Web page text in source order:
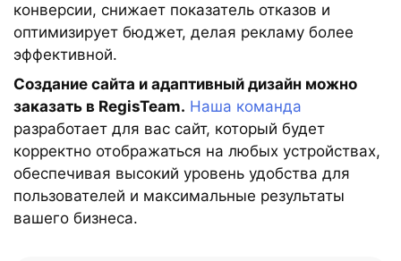
конверсии, снижает показатель отказов и
оптимизирует бюджет, делая рекламу более
эффективной.
Создание сайта и адаптивный дизайн можно
заказать в RegisTeam. Наша команда
разработает для вас сайт, который будет
корректно отображаться на любых устройствах,
обеспечивая высокий уровень удобства для
пользователей и максимальные результаты
вашего бизнеса.